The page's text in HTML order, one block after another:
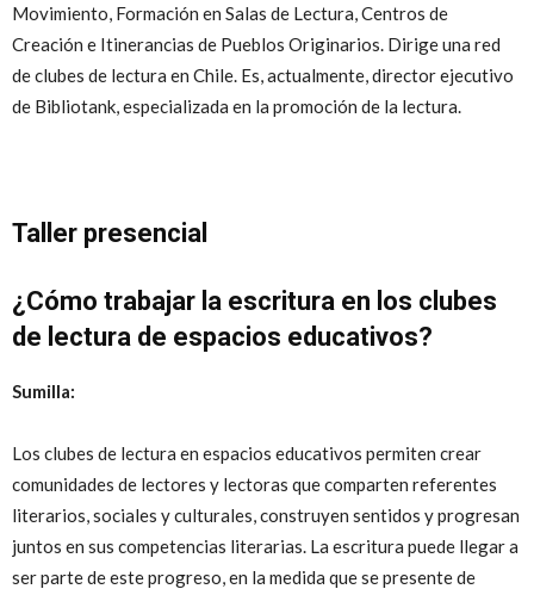
Movimiento, Formación en Salas de Lectura, Centros de
Creación e Itinerancias de Pueblos Originarios. Dirige una red
de clubes de lectura en Chile. Es, actualmente, director ejecutivo
de Bibliotank, especializada en la promoción de la lectura.
Taller presencial
¿Cómo trabajar la escritura en los clubes
de lectura de espacios educativos?
Sumilla:
Los clubes de lectura en espacios educativos permiten crear
comunidades de lectores y lectoras que comparten referentes
literarios, sociales y culturales, construyen sentidos y progresan
juntos en sus competencias literarias. La escritura puede llegar a
ser parte de este progreso, en la medida que se presente de